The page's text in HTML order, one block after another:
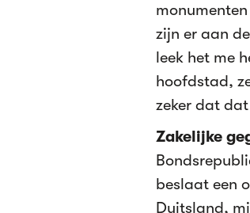
zijn er aan
leek het me
hoofdstad,
zeker dat
Zakelijke
beslaat een
Duitsland,